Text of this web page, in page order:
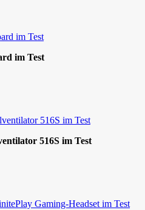
im Test
516S im Test